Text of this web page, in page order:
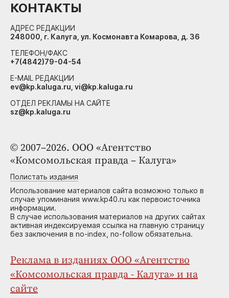
© 2007–2026. ООО «Агентство
«Комсомольская правда – Калуга»
Полистать издания
Использование материалов сайта возможно только в
случае упоминания www.kp40.ru как первоисточника
информации.
В случае использования материалов на других сайтах
активная индексируемая ссылка на главную страницу
без заключения в no-index, no-follow обязательна.
Реклама в изданиях ООО «Агентство
«Комсомольская правда - Калуга» и на
сайте
КОНТАКТЫ
АДРЕС РЕДАКЦИИ
248000, г. Калуга, ул. Космонавта Комарова, д. 36
ТЕЛЕФОН/ФАКС
+7(4842)79-04-54
E-MAIL РЕДАКЦИИ
ev@kp.kaluga.ru, vi@kp.kaluga.ru
ОТДЕЛ РЕКЛАМЫ НА САЙТЕ
sz@kp.kaluga.ru